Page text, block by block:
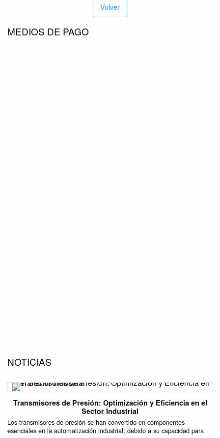
Volver
MEDIOS DE PAGO
NOTICIAS
Transmisores de Presión: Optimización y Eficiencia en el
Sector Industrial
Los transmisores de presión se han convertido en componentes
esenciales en la automatización industrial, debido a su capacidad para